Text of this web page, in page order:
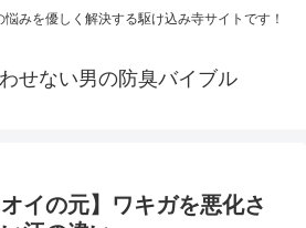
みを優しく解決する駆け込み寺サイトです！
わせない男の防臭バイブル
オイの元】ワキガを悪化さ